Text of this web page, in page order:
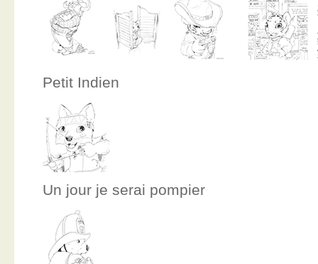
Petit Indien
Un jour je serai pompier